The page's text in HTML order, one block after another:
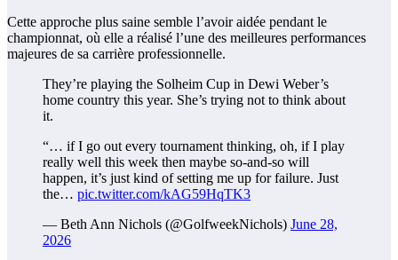
Cette approche plus saine semble l’avoir aidée pendant le
championnat, où elle a réalisé l’une des meilleures performances
majeures de sa carrière professionnelle.
They’re playing the Solheim Cup in Dewi Weber’s
home country this year. She’s trying not to think about
it.
“… if I go out every tournament thinking, oh, if I play
really well this week then maybe so-and-so will
happen, it’s just kind of setting me up for failure. Just
the… pic.twitter.com/kAG59HqTK3
— Beth Ann Nichols (@GolfweekNichols) June 28,
2026